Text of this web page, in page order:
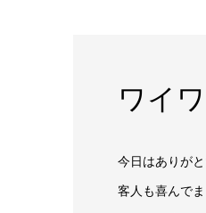
ワイ
今日はありが
客人も喜んで